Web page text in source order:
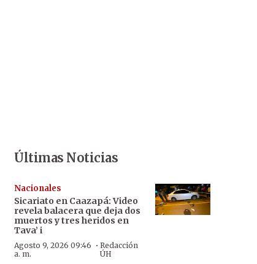
Últimas Noticias
Nacionales
Sicariato en Caazapá: Video
revela balacera que deja dos
muertos y tres heridos en
Tava’ i
Agosto 9, 2026 09:46
a. m.
·Redacción
ÚH